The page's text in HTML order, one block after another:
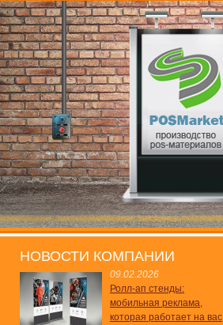
НОВОСТИ КОМПАНИИ
09.02.2026
Ролл-ап стенды:
мобильная реклама,
которая работает на вас